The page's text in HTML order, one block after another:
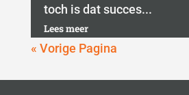
toch is dat succes...
Lees meer
« Vorige Pagina